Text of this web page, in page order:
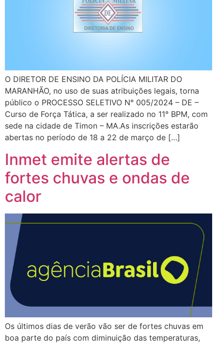
O DIRETOR DE ENSINO DA POLÍCIA MILITAR DO
MARANHÃO, no uso de suas atribuições legais, torna
público o PROCESSO SELETIVO N° 005/2024 – DE –
Curso de Força Tática, a ser realizado no 11° BPM, com
sede na cidade de Timon – MA.As inscrições estarão
abertas no período de 18 a 22 de março de […]
Inmet emite alertas de
fortes chuvas e ondas de
calor
Os últimos dias de verão vão ser de fortes chuvas em
boa parte do país com diminuição das temperaturas,